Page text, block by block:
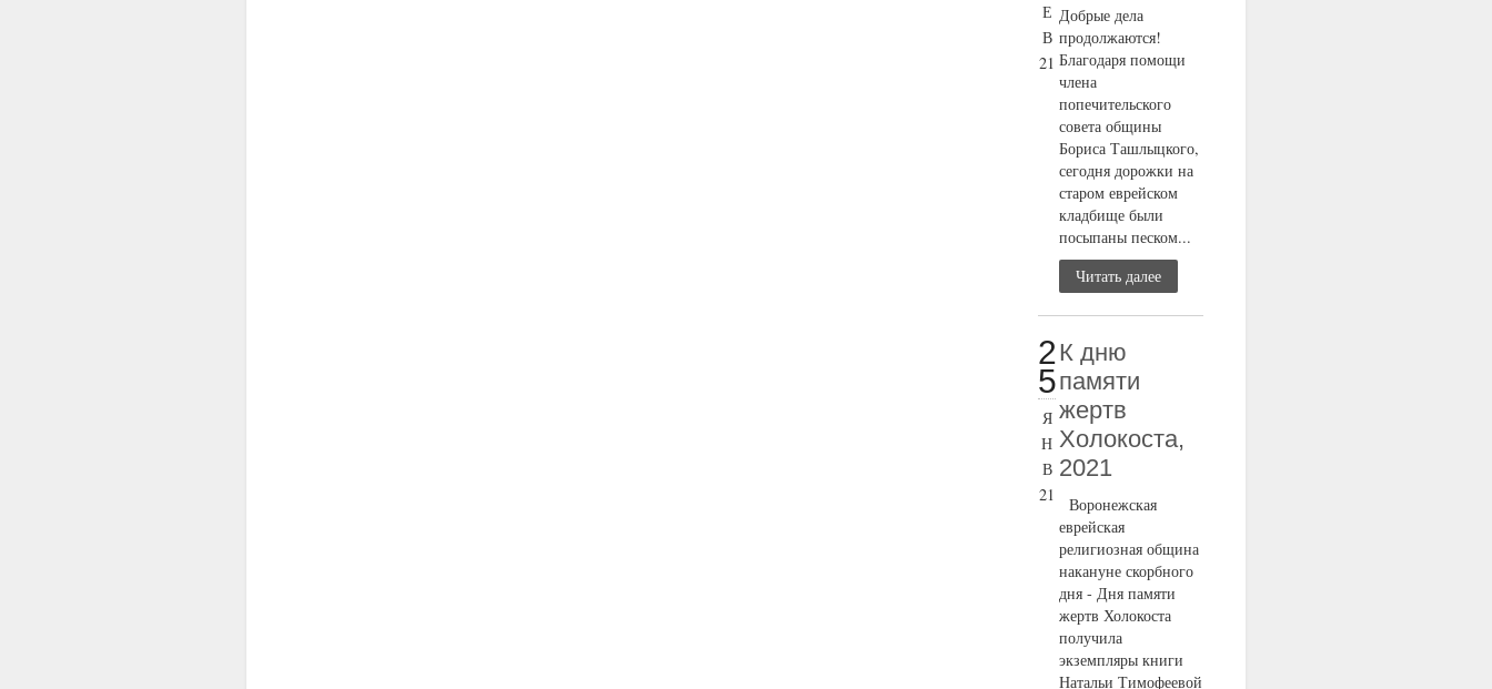
Е
В
21
Добрые дела
продолжаются!
Благодаря помощи
члена
попечительского
совета общины
Бориса Ташлыцкого,
сегодня дорожки на
старом еврейском
кладбище были
посыпаны песком...
Читать далее
2
5
Я
Н
В
21
К дню
памяти
жертв
Холокоста,
2021
Воронежская
еврейская
религиозная община
накануне скорбного
дня - Дня памяти
жертв Холокоста
получила
экземпляры книги
Натальи Тимофеевой